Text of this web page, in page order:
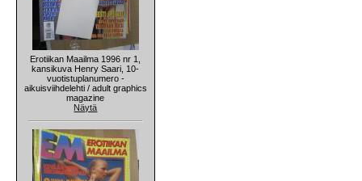
Erotiikan Maailma 1996 nr 1,
kansikuva Henry Saari, 10-
vuotistuplanumero -
aikuisviihdelehti / adult graphics
magazine
Näytä